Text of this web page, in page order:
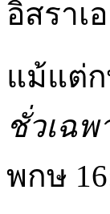
อิสราเ
แม้แต่
ชั่วเฉ
พกษ